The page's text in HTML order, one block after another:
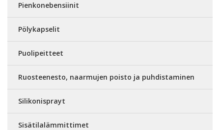
Pienkonebensiinit
Pölykapselit
Puolipeitteet
Ruosteenesto, naarmujen poisto ja puhdistaminen
Silikonisprayt
Sisätilalämmittimet